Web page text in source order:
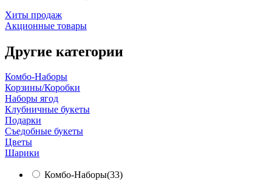
Хиты продаж
Акционные товары
Другие категории
Комбо-Наборы
Корзины/Коробки
Наборы ягод
Клубничные букеты
Подарки
Съедобные букеты
Цветы
Шарики
Комбо-Наборы(33)